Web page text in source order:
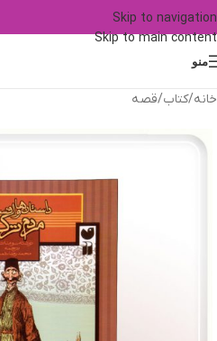
Skip to navigation
Skip to main content
منو
خانه/کتاب/قصه